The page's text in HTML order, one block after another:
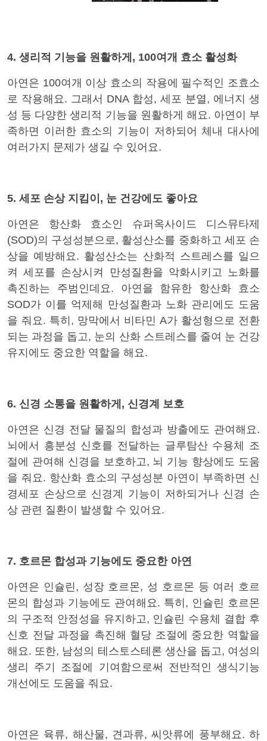
4. 생리적 기능을 원활하게, 100여개 효소 활성화
아연은 100여개 이상 효소의 작용에 필수적인 조효소
로 작용해요. 그래서 DNA 합성, 세포 분열, 에너지 생
성 등 다양한 생리적 기능을 원활하게 해요. 아연이 부
족하면 이러한 효소의 기능이 저하되어 체내 대사에
여러가지 문제가 생길 수 있어요.
5. 세포 손상 지킴이, 눈 건강에도 좋아요
아연은 항산화 효소인 슈퍼옥사이드 디스뮤타제
(SOD)의 구성성분으로, 활성산소를 중화하고 세포 손
상을 예방해요. 활성산소는 산화적 스트레스를 일으
켜 세포를 손상시켜 만성질환을 악화시키고 노화를
촉진하는 주범인데요. 아연을 함유한 항산화 효소
SOD가 이를 억제해 만성질환과 노화 관리에도 도움
을 줘요. 특히, 망막에서 비타민 A가 활성형으로 전환
되는 과정을 돕고, 눈의 산화 스트레스를 줄여 눈 건강
유지에도 중요한 역할을 해요.
6. 신경 소통을 원활하게, 신경계 보호
아연은 신경 전달 물질의 합성과 방출에도 관여해요.
뇌에서 흥분성 신호를 전달하는 글루탐산 수용체 조
절에 관여해 신경을 보호하고, 뇌 기능 향상에도 도움
을 줘요. 항산화 효소의 구성성분 아연이 부족하면 신
경세포 손상으로 신경계 기능이 저하되거나 신경 손
상 관련 질환이 발생할 수 있어요.
7. 호르몬 합성과 기능에도 중요한 아연
아연은 인슐린, 성장 호르몬, 성 호르몬 등 여러 호르
몬의 합성과 기능에도 관여해요. 특히, 인슐린 호르몬
의 구조적 안정성을 유지하고, 인슐린 수용체 결합 후
신호 전달 과정을 촉진해 혈당 조절에 중요한 역할을
해요. 또한, 남성의 테스토스테론 생산을 돕고, 여성의
생리 주기 조절에 기여함으로써 전반적인 생식기능
개선에도 도움을 줘요.
아연은 육류, 해산물, 견과류, 씨앗류에 풍부해요. 하